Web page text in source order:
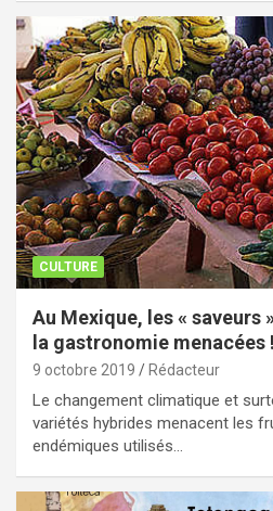
CULTURE
Au Mexique, les «
la gastronomie menacées
9 octobre 2019 Rédacteur
Le changement climatique et
variétés hybrides menacent les
endémiques utilisés…